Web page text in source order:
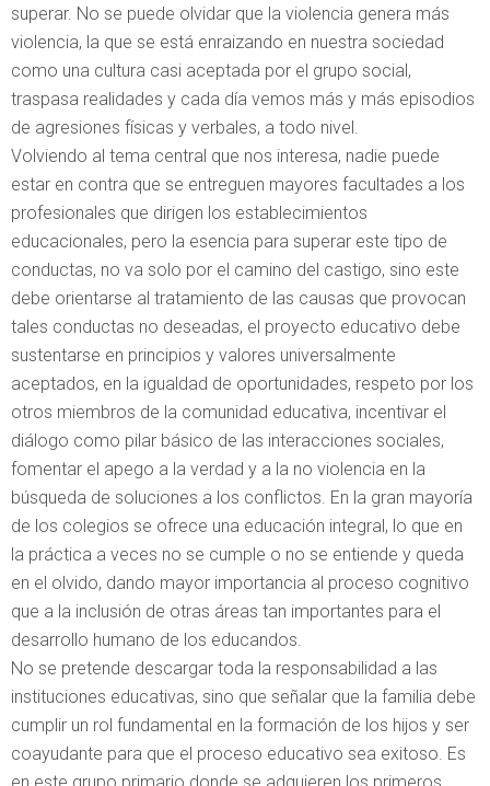
superar. No se puede olvidar que la violencia genera más
violencia, la que se está enraizando en nuestra sociedad
como una cultura casi aceptada por el grupo social,
traspasa realidades y cada día vemos más y más episodios
de agresiones físicas y verbales, a todo nivel.
Volviendo al tema central que nos interesa, nadie puede
estar en contra que se entreguen mayores facultades a los
profesionales que dirigen los establecimientos
educacionales, pero la esencia para superar este tipo de
conductas, no va solo por el camino del castigo, sino este
debe orientarse al tratamiento de las causas que provocan
tales conductas no deseadas, el proyecto educativo debe
sustentarse en principios y valores universalmente
aceptados, en la igualdad de oportunidades, respeto por los
otros miembros de la comunidad educativa, incentivar el
diálogo como pilar básico de las interacciones sociales,
fomentar el apego a la verdad y a la no violencia en la
búsqueda de soluciones a los conflictos. En la gran mayoría
de los colegios se ofrece una educación integral, lo que en
la práctica a veces no se cumple o no se entiende y queda
en el olvido, dando mayor importancia al proceso cognitivo
que a la inclusión de otras áreas tan importantes para el
desarrollo humano de los educandos.
No se pretende descargar toda la responsabilidad a las
instituciones educativas, sino que señalar que la familia debe
cumplir un rol fundamental en la formación de los hijos y ser
coayudante para que el proceso educativo sea exitoso. Es
en este grupo primario donde se adquieren los primeros